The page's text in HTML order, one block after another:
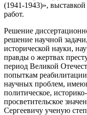
(1941-1943)»,
работ.
Решение
решение научной
исторической науки,
правды о жертвах
период Великой
попыткам
научных проблем,
политическое,
просветительское
Сергеевичу ученую